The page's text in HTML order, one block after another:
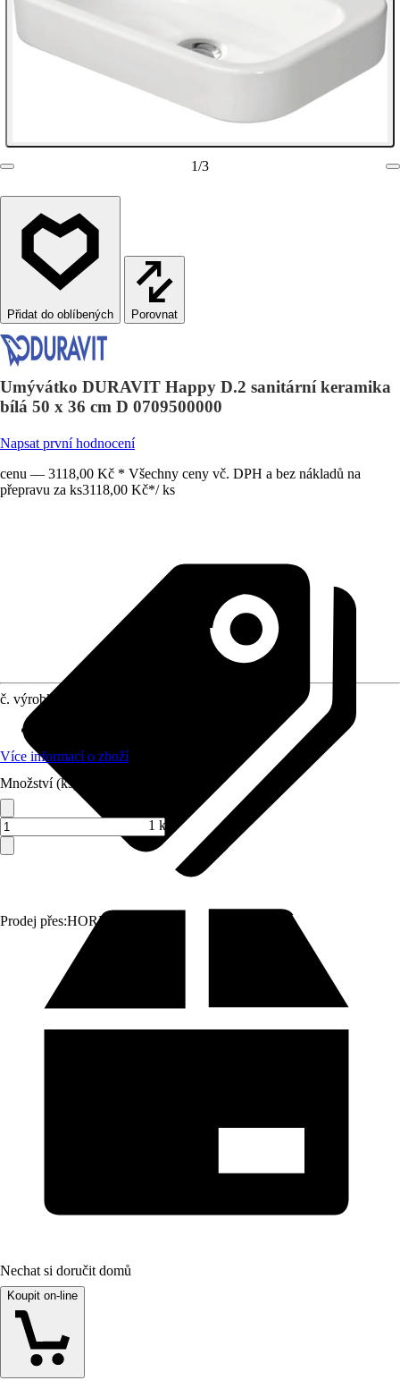
1/3
Porovnat
Umývátko DURAVIT Happy D.2 sanitární keramika
bílá 50 x 36 cm D 0709500000
Napsat první hodnocení
cenu — 3118,00 Kč * Všechny ceny vč. DPH a bez nákladů na
přepravu za ks3118,00 Kč*/ ks
Prodej přes:HORNBACH
č. výrobku
Více informací o zboží
Množství (ks)
1 ks
Nechat si doručit domů
Koupit on-line